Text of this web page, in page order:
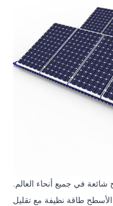
في جميع أنحاء العالم.
طاقة نظيفة مع تقليل